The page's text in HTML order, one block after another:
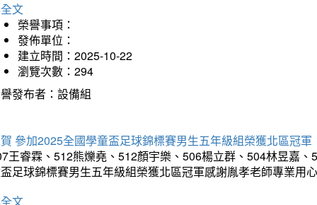
文
榮譽事項：
發佈單位：
建立時間：2025-10-22
瀏覽次數：294
發布者：設備組
參加2025全國學童盃足球錦標賽男生五年級組榮獲北區冠軍
王睿霖、512熊爍堯、512顏宇樂、506楊立群、504林昱嘉
足球錦標賽男生五年級組榮獲北區冠軍感謝胤孝老師專業用
文